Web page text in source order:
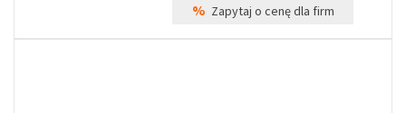
% Zapytaj o cenę dla firm